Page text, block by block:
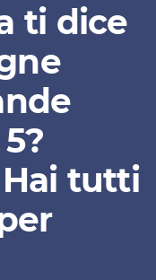
ti dice
?
tutti